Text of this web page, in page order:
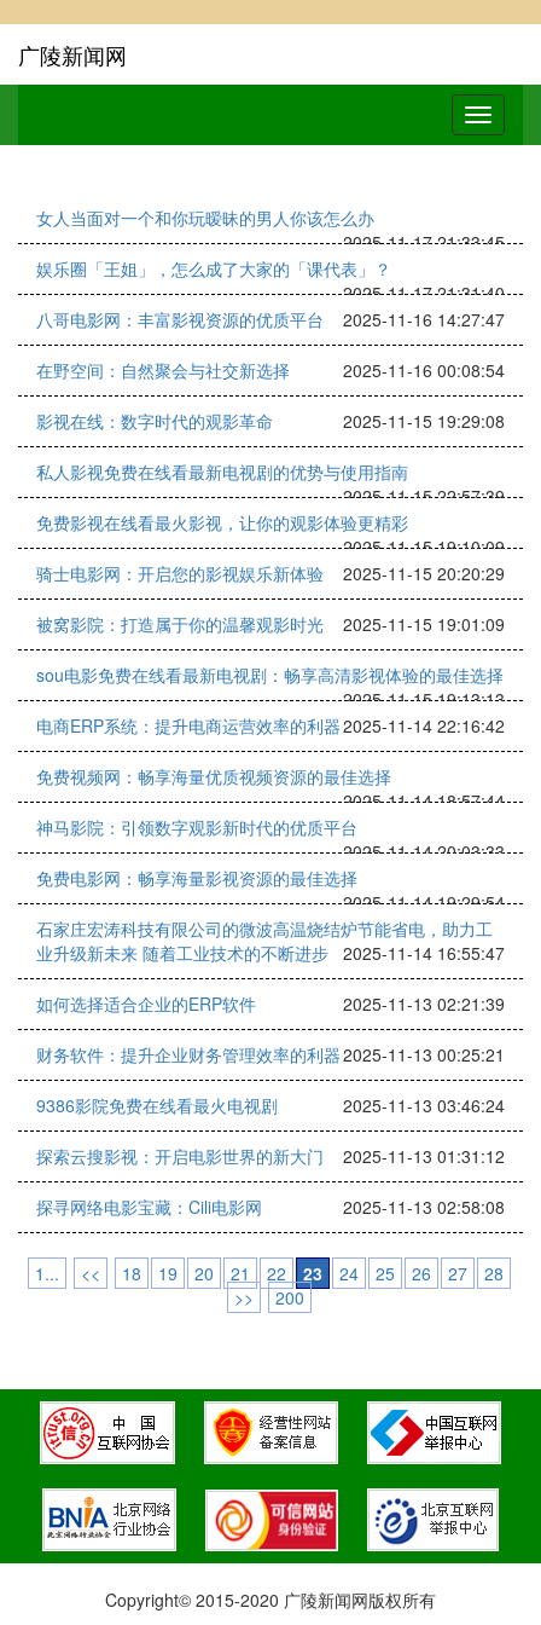
广陵新闻网
女人当面对一个和你玩暧昧的男人你该怎么办
2025-11-17 21:33:45
娱乐圈「王姐」，怎么成了大家的「课代表」？
2025-11-17 21:31:40
八哥电影网：丰富影视资源的优质平台
2025-11-16 14:27:47
在野空间：自然聚会与社交新选择 2025-11-16 00:08:54
影视在线：数字时代的观影革命 2025-11-15 19:29:08
私人影视免费在线看最新电视剧的优势与使用指南
2025-11-15 22:57:39
免费影视在线看最火影视，让你的观影体验更精彩
2025-11-15 19:10:09
骑士电影网：开启您的影视娱乐新体验
2025-11-15 20:20:29
被窝影院：打造属于你的温馨观影时光 2025-11-15 19:01:09
sou电影免费在线看最新电视剧：畅享高清影视体验的最佳选择
2025-11-15 19:13:13
电商ERP系统：提升电商运营效率的利器2025-11-14 22:16:42
免费视频网：畅享海量优质视频资源的最佳选择
2025-11-14 18:57:44
神马影院：引领数字观影新时代的优质平台
2025-11-14 20:03:33
免费电影网：畅享海量影视资源的最佳选择
2025-11-14 19:29:54
石家庄宏涛科技有限公司的微波高温烧结炉节能省电，助力工
业升级新未来 随着工业技术的不断进步 2025-11-14 16:55:47
如何选择适合企业的ERP软件 2025-11-13 02:21:39
财务软件：提升企业财务管理效率的利器2025-11-13 00:25:21
9386影院免费在线看最火电视剧 2025-11-13 03:46:24
探索云搜影视：开启电影世界的新大门 2025-11-13 01:31:12
探寻网络电影宝藏：Cili电影网 2025-11-13 02:58:08
1... << 18 19 20 21 22 23 24 25 26 27
28
>>
200
Copyright© 2015-2020 广陵新闻网版权所有